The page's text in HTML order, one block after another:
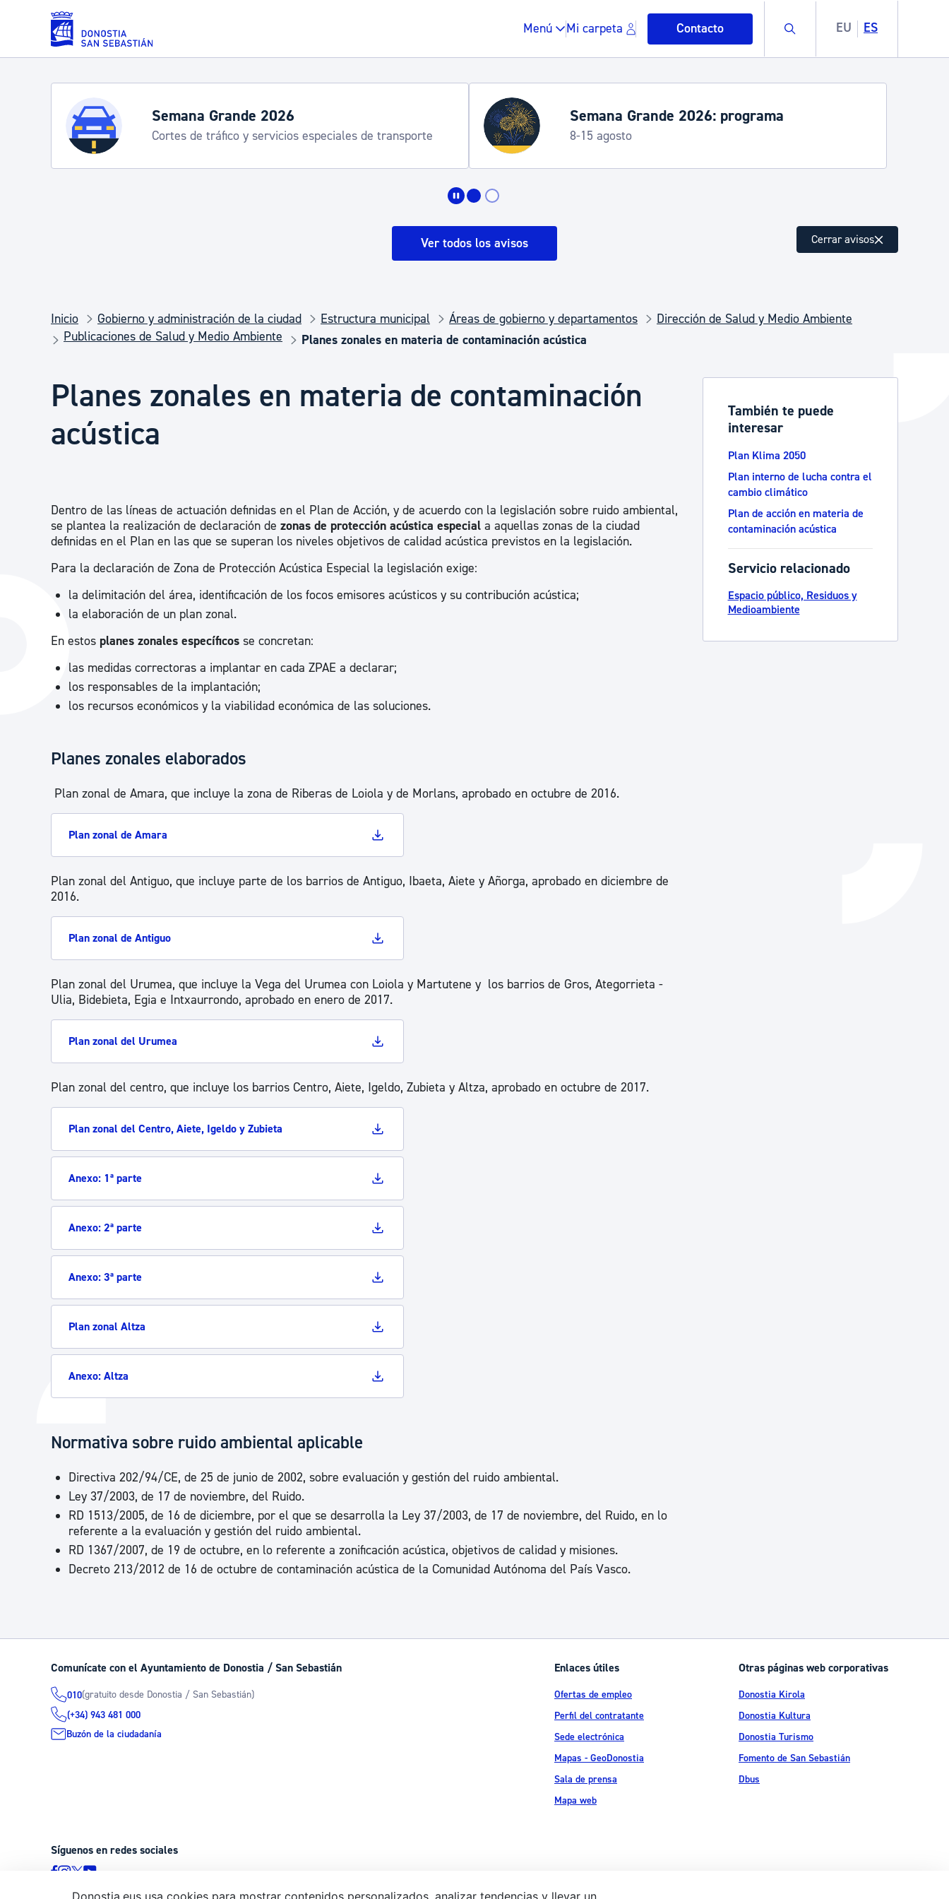
Saltar al contenido principal
Menú Mi carpeta Contacto Buscar EU ES
Servicios
Padrón y asuntos personales
Espacio público, residuos y medioambiente
Seguridad ciudadana y emergencias Euskera
Infancia y juventud
Deporte Turismo
La ciudad
La ciudad ahora
Descubre la ciudad
Actualidad
Noticias
Avisos
Semana Grande 2026
Cortes de tráfico y servicios especiales de transporte
Semana Grande 2026: programa
8-15 agosto
Ver todos los avisos Cerrar avisos
Inicio Gobierno y administración de la ciudad Estructura municipal Áreas de gobierno y departamentos
Dirección de Salud y Medio Ambiente
Publicaciones de Salud y Medio Ambiente
Planes zonales en materia de contaminación acústica
Planes zonales en materia de contaminación
acústica
Dentro de las líneas de actuación definidas en el Plan de Acción, y de acuerdo con la legislación sobre ruido ambiental,
se plantea la realización de declaración de zonas de protección acústica especial a aquellas zonas de la ciudad
definidas en el Plan en las que se superan los niveles objetivos de calidad acústica previstos en la legislación.
Para la declaración de Zona de Protección Acústica Especial la legislación exige:
la delimitación del área, identificación de los focos emisores acústicos y su contribución acústica;
la elaboración de un plan zonal.
En estos planes zonales específicos se concretan:
las medidas correctoras a implantar en cada ZPAE a declarar;
los responsables de la implantación;
los recursos económicos y la viabilidad económica de las soluciones.
Planes zonales elaborados
Plan zonal de Amara, que incluye la zona de Riberas de Loiola y de Morlans, aprobado en octubre de 2016.
Plan zonal de Amara
Plan zonal del Antiguo, que incluye parte de los barrios de Antiguo, Ibaeta, Aiete y Añorga, aprobado en diciembre de
2016.
Plan zonal de Antiguo
Plan zonal del Urumea, que incluye la Vega del Urumea con Loiola y Martutene y los barrios de Gros, Ategorrieta -
Ulia, Bidebieta, Egia e Intxaurrondo, aprobado en enero de 2017.
Plan zonal del Urumea
Plan zonal del centro, que incluye los barrios Centro, Aiete, Igeldo, Zubieta y Altza, aprobado en octubre de 2017.
Plan zonal del Centro, Aiete, Igeldo y Zubieta
Anexo: 1ª parte
Anexo: 2ª parte
Anexo: 3ª parte
Plan zonal Altza
Anexo: Altza
Normativa sobre ruido ambiental aplicable
Directiva 202/94/CE, de 25 de junio de 2002, sobre evaluación y gestión del ruido ambiental.
Ley 37/2003, de 17 de noviembre, del Ruido.
RD 1513/2005, de 16 de diciembre, por el que se desarrolla la Ley 37/2003, de 17 de noviembre, del Ruido, en lo
referente a la evaluación y gestión del ruido ambiental.
RD 1367/2007, de 19 de octubre, en lo referente a zonificación acústica, objetivos de calidad y misiones.
Decreto 213/2012 de 16 de octubre de contaminación acústica de la Comunidad Autónoma del País Vasco.
También te puede
interesar
Plan Klima 2050
Plan interno de lucha contra el
cambio climático
Plan de acción en materia de
contaminación acústica
Servicio relacionado
Espacio público, Residuos y
Medioambiente
Comunícate con el Ayuntamiento de Donostia / San Sebastián
010(gratuito desde Donostia / San Sebastián)
(+34) 943 481 000
Buzón de la ciudadanía
Enlaces útiles
Ofertas de empleo
Perfil del contratante
Sede electrónica
Mapas - GeoDonostia
Sala de prensa
Mapa web
Otras páginas web corporativas
Donostia Kirola
Donostia Kultura
Donostia Turismo
Fomento de San Sebastián
Dbus
Síguenos en redes sociales
Donostia.eus usa cookies para mostrar contenidos personalizados, analizar tendencias y llevar un